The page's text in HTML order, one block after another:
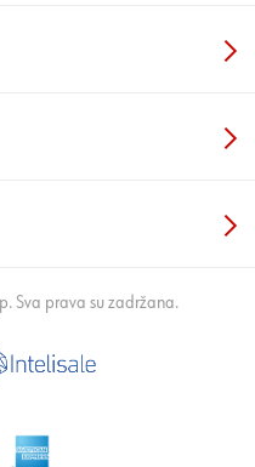
Sva prava su zadržana.